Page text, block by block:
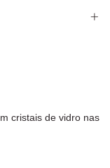
cristais de vidro nas